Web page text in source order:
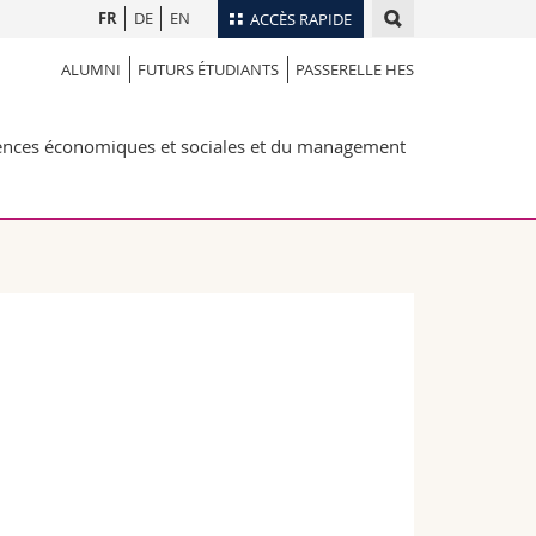
ACCÈS RAPIDE
Annuaire du personnel
Bibliothèques
Programme des cours
FR DE EN
ALUMNI FUTURS ÉTUDIANTS PASSERELLE HES
économiques et sociales et du management